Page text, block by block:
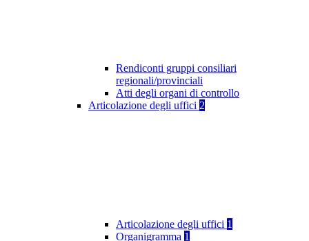
Rendiconti gruppi consiliari
regionali/provinciali
Atti degli organi di controllo
Articolazione degli uffici 2
Articolazione degli uffici 1
Organigramma 1